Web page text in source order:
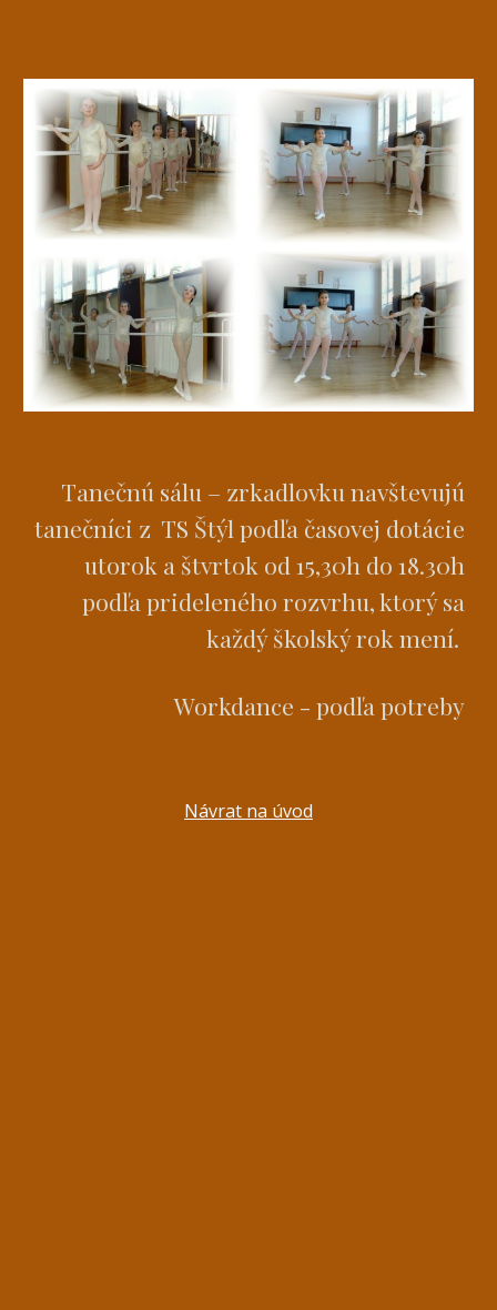
Tanečnú sálu – zrkadlovku navštevujú
tanečníci z TS Štýl podľa časovej dotácie
utorok a štvrtok od 15,30h do 18.30h
podľa prideleného rozvrhu, ktorý sa
každý školský rok mení.
Workdance - podľa potreby
Návrat na úvod